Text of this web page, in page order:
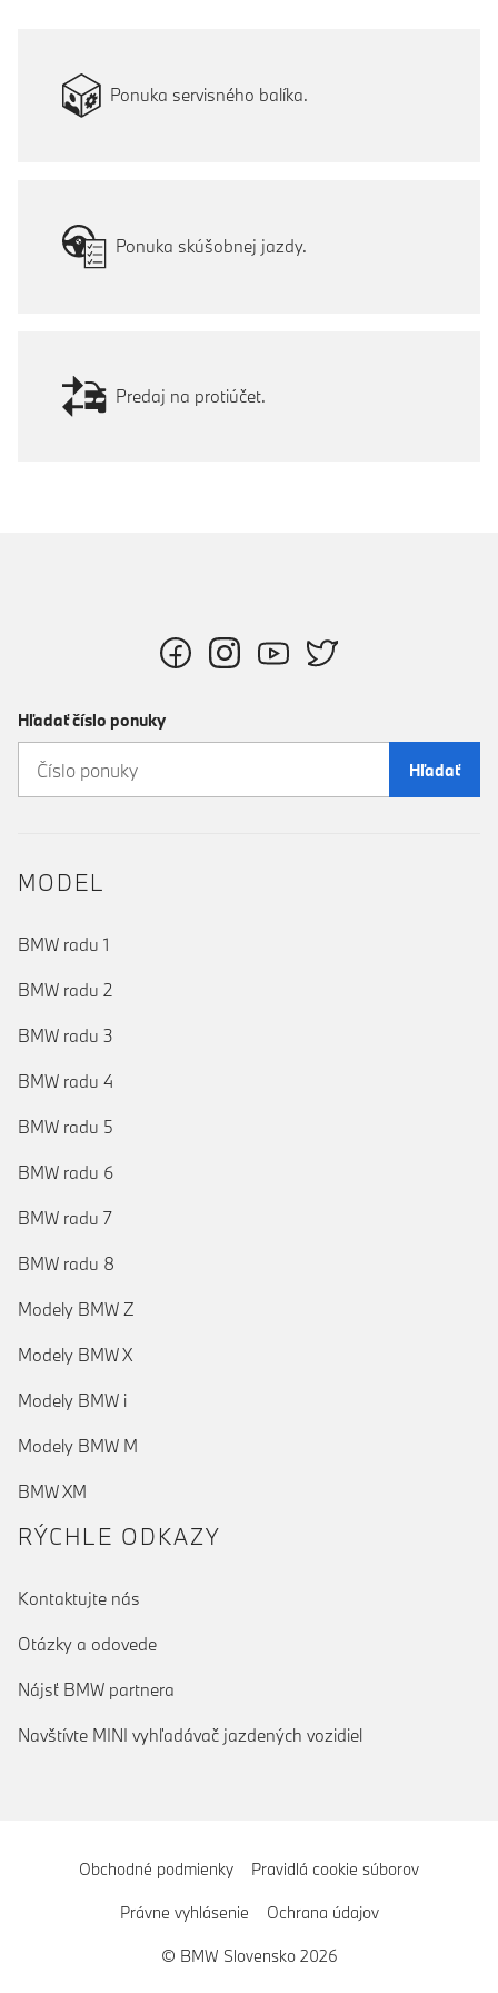
Ponuka servisného balíka.
Ponuka skúšobnej jazdy.
Predaj na protiúčet.
Hľadať číslo ponuky
Hľadať
MODEL
BMW radu 1
BMW radu 2
BMW radu 3
BMW radu 4
BMW radu 5
BMW radu 6
BMW radu 7
BMW radu 8
Modely BMW Z
Modely BMW X
Modely BMW i
Modely BMW M
BMW XM
RÝCHLE ODKAZY
Kontaktujte nás
Otázky a odovede
Nájsť BMW partnera
Navštívte MINI vyhľadávač jazdených vozidiel
Obchodné podmienky Pravidlá cookie súborov
Právne vyhlásenie Ochrana údajov
© BMW Slovensko 2026